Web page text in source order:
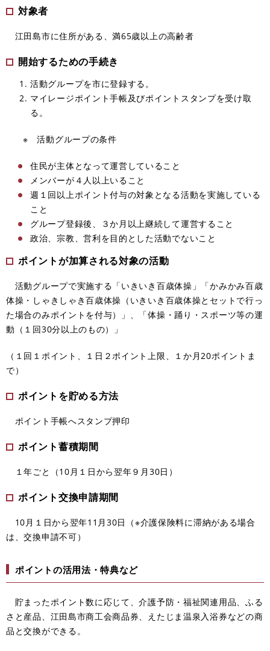
対象者
江田島市に住所がある、満65歳以上の高齢者
開始するための手続き
活動グループを市に登録する。
マイレージポイント手帳及びポイントスタンプを受け取
る。
※ 活動グループの条件
住民が主体となって運営していること
メンバーが４人以上いること
週１回以上ポイント付与の対象となる活動を実施している
こと
グループ登録後、３か月以上継続して運営すること
政治、宗教、営利を目的とした活動でないこと
ポイントが加算される対象の活動
活動グループで実施する「いきいき百歳体操」「かみかみ百歳
体操・しゃきしゃき百歳体操（いきいき百歳体操とセットで行っ
た場合のみポイントを付与）」、「体操・踊り・スポーツ等の運
動（１回30分以上のもの）」
（１回１ポイント、１日２ポイント上限、１か月20ポイントま
で）
ポイントを貯める方法
ポイント手帳へスタンプ押印
ポイント蓄積期間
１年ごと（10月１日から翌年９月30日）
ポイント交換申請期間
10月１日から翌年11月30日（※介護保険料に滞納がある場合
は、交換申請不可）
ポイントの活用法・特典など
貯まったポイント数に応じて、介護予防・福祉関連用品、ふる
さと産品、江田島市商工会商品券、えたじま温泉入浴券などの商
品と交換ができる。